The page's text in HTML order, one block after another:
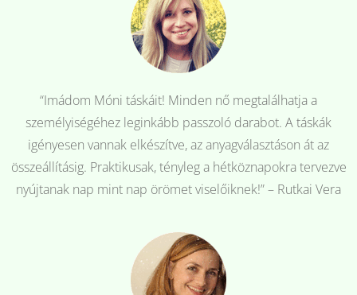
“Imádom Móni táskáit! Minden nő megtalálhatja a
személyiségéhez leginkább passzoló darabot. A táskák
igényesen vannak elkészítve, az anyagválasztáson át az
összeállításig. Praktikusak, tényleg a hétköznapokra tervezve
nyújtanak nap mint nap örömet viselőiknek!” – Rutkai Vera